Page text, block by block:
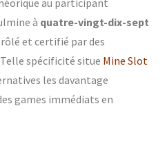
au participant
à quatre-vingt-dix-sept
et certifié par des
spécificité situe Mine Slot
les davantage
games immédiats en